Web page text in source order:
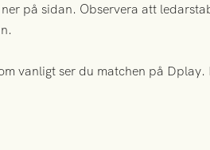
på sidan. Observera att
vanligt ser du matchen på Dplay.